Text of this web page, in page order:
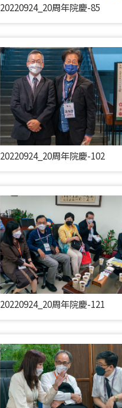
20220924_20周年院慶-85
20220924_20周年院慶-102
20220924_20周年院慶-121